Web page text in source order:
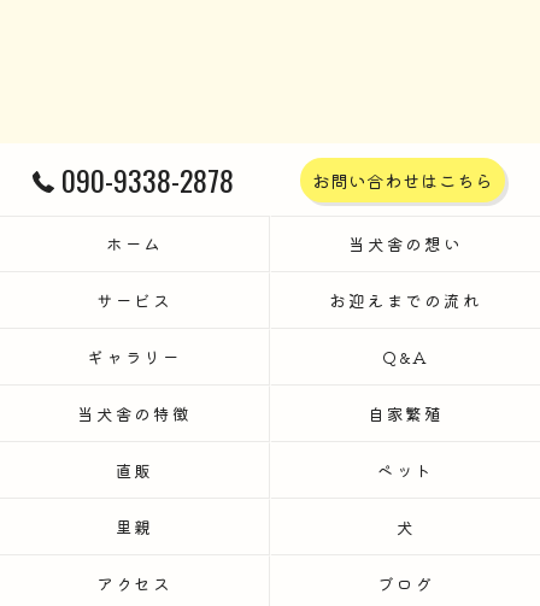
090-9338-2878 お問い合わせはこちら
ホーム 当犬舎の想い
サービス お迎えまでの流れ
ギャラリー Q&A
当犬舎の特徴 自家繁殖
直販 ペット
里親 犬
アクセス ブログ